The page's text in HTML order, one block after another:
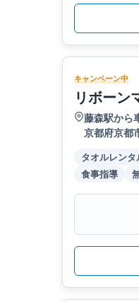
キャンペーン中
リボーン
藤森駅から
京都府京都
タオルレンタ
食事指導